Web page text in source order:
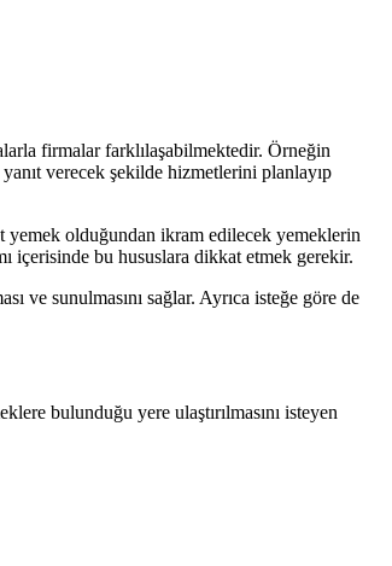
firmalar farklılaşabilmektedir. Örneğin
verecek şekilde hizmetlerini planlayıp
olduğundan ikram edilecek yemeklerin
içerisinde bu hususlara dikkat etmek gerekir.
ve sunulmasını sağlar. Ayrıca isteğe göre de
bulunduğu yere ulaştırılmasını isteyen